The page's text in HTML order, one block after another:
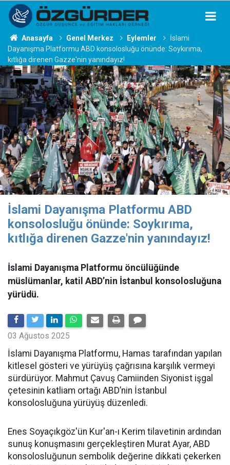
Anasayfa Genel Merkez Eylemler
İslami
Dayanışma Platformu ABD konsolosluğu önünde: Soykırıma,
kıtlığa direnen Gazze'nin yanındayız!
İslami Dayanışma Platformu ABD
konsolosluğu önünde: Soykırıma,
kıtlığa direnen Gazze'nin yanındayız!
İslami Dayanışma Platformu öncülüğünde
müslümanlar, katil ABD’nin İstanbul konsolosluğuna
yürüdü.
03 Ağustos 2025
İslami Dayanışma Platformu, Hamas tarafından yapılan
kitlesel gösteri ve yürüyüş çağrısına karşılık vermeyi
sürdürüyor. Mahmut Çavuş Camiinden Siyonist işgal
çetesinin katliam ortağı ABD’nin İstanbul
konsolosluğuna yürüyüş düzenledi.
Enes Soyaçıkgöz'ün Kur'an-ı Kerim tilavetinin ardından
sunuş konuşmasını gerçekleştiren Murat Ayar, ABD
konsolosluğunun sembolik değerine dikkati çekerken